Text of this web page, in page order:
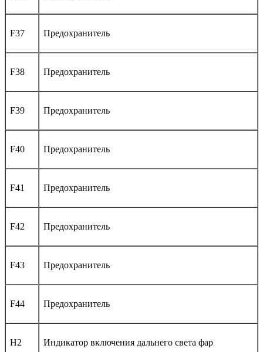
F37 Предохранитель
F38 Предохранитель
F39 Предохранитель
F40 Предохранитель
F41 Предохранитель
F42 Предохранитель
F43 Предохранитель
F44 Предохранитель
H2 Индикатор включения дальнего света фар